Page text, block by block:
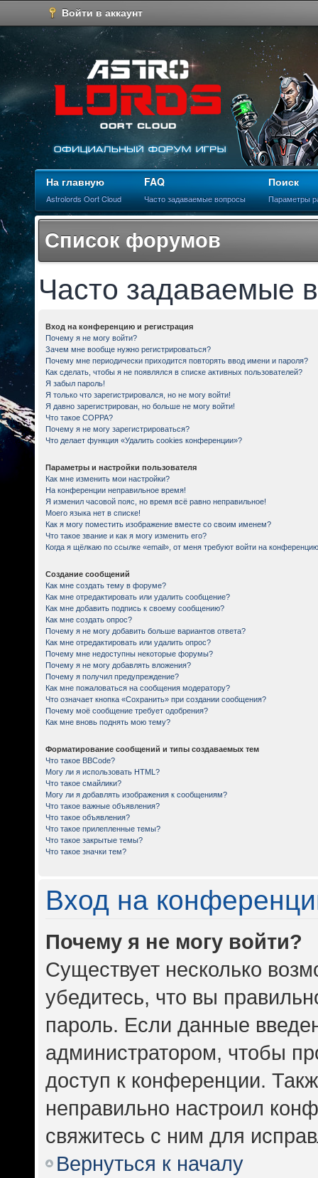
Войти в аккаунт
На главную
Astrolords Oort Cloud
FAQ
Часто задаваемые вопросы
Поиск
Параметры
Список форумов
Часто задаваемые
Вход на конференцию и регистрация
Почему я не могу войти?
Зачем мне вообще нужно регистрироваться?
Почему мне периодически приходится повторять ввод имени и пароля?
Как сделать, чтобы я не появлялся в списке активных пользователей?
Я забыл пароль!
Я только что зарегистрировался, но не могу войти!
Я давно зарегистрирован, но больше не могу войти!
Что такое COPPA?
Почему я не могу зарегистрироваться?
Что делает функция «Удалить cookies конференции»?
Параметры и настройки пользователя
Как мне изменить мои настройки?
На конференции неправильное время!
Я изменил часовой пояс, но время всё равно неправильное!
Моего языка нет в списке!
Как я могу поместить изображение вместе со своим именем?
Что такое звание и как я могу изменить его?
Когда я щёлкаю по ссылке «email», от меня требуют войти на
Создание сообщений
Как мне создать тему в форуме?
Как мне отредактировать или удалить сообщение?
Как мне добавить подпись к своему сообщению?
Как мне создать опрос?
Почему я не могу добавить больше вариантов ответа?
Как мне отредактировать или удалить опрос?
Почему мне недоступны некоторые форумы?
Почему я не могу добавлять вложения?
Почему я получил предупреждение?
Как мне пожаловаться на сообщения модератору?
Что означает кнопка «Сохранить» при создании сообщения?
Почему моё сообщение требует одобрения?
Как мне вновь поднять мою тему?
Форматирование сообщений и типы создаваемых тем
Что такое BBCode?
Могу ли я использовать HTML?
Что такое смайлики?
Могу ли я добавлять изображения к сообщениям?
Что такое важные объявления?
Что такое объявления?
Что такое прилепленные темы?
Что такое закрытые темы?
Что такое значки тем?
Вход на
Почему я не могу войти?
Существует несколько
убедитесь, что вы
пароль. Если данные
администратором, чтобы
доступ к конференции.
неправильно настроил
свяжитесь с ним для
Вернуться к началу